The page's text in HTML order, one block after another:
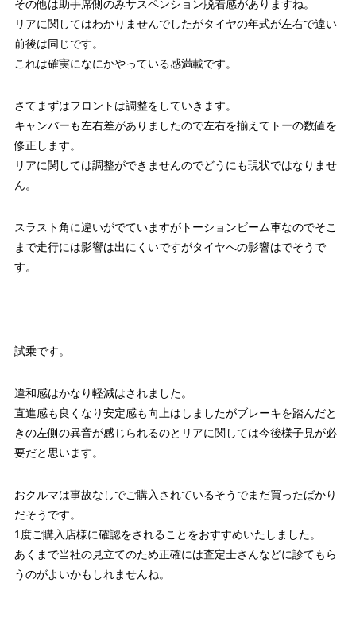
その他は助手席側のみサスペンション脱着感がありますね。
リアに関してはわかりませんでしたがタイヤの年式が左右で違い
前後は同じです。
これは確実になにかやっている感満載です。
さてまずはフロントは調整をしていきます。
キャンバーも左右差がありましたので左右を揃えてトーの数値を
修正します。
リアに関しては調整ができませんのでどうにも現状ではなりませ
ん。
スラスト角に違いがでていますがトーションビーム車なのでそこ
まで走行には影響は出にくいですがタイヤへの影響はでそうで
す。
試乗です。
違和感はかなり軽減はされました。
直進感も良くなり安定感も向上はしましたがブレーキを踏んだと
きの左側の異音が感じられるのとリアに関しては今後様子見が必
要だと思います。
おクルマは事故なしでご購入されているそうでまだ買ったばかり
だそうです。
1度ご購入店様に確認をされることをおすすめいたしました。
あくまで当社の見立てのため正確には査定士さんなどに診てもら
うのがよいかもしれませんね。